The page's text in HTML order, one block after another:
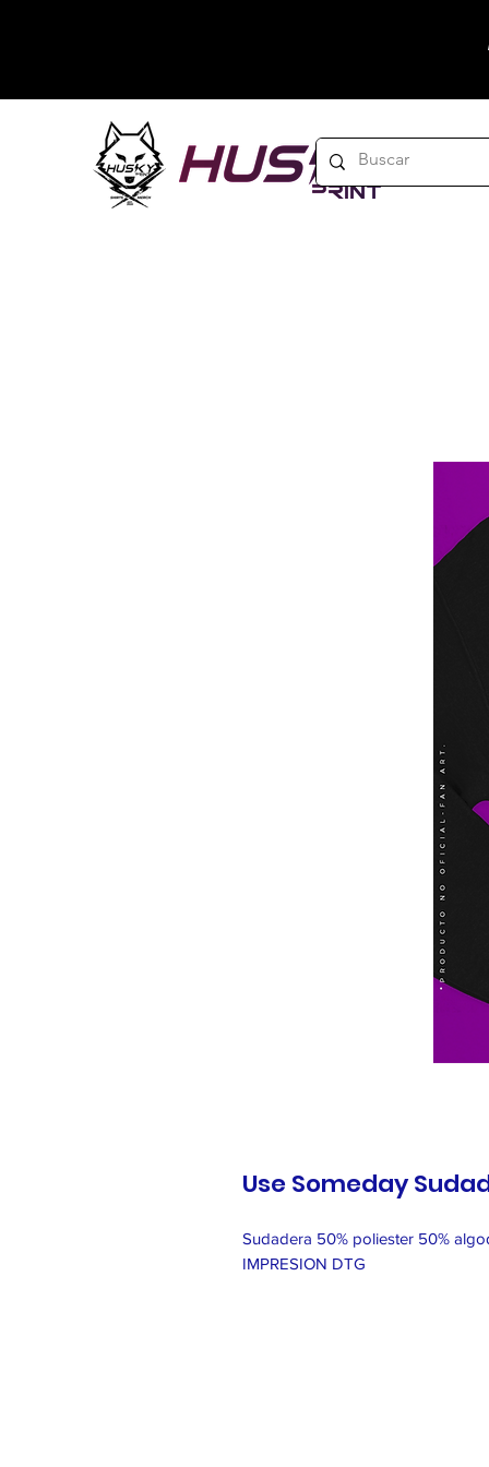
Use Someday
Sudadera 50% poliester 50%
IMPRESION DTG